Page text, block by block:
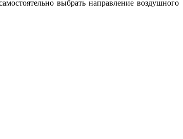
выбрать направление воздушного